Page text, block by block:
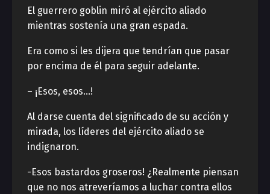
El guerrero goblin miró al ejército aliado
mientras sostenía una gran espada.
Era como si les dijera que tendrían que pasar
por encima de él para seguir adelante.
– ¡Esos, esos…!
Al darse cuenta del significado de su acción y
mirada, los líderes del ejército aliado se
indignaron.
-Esos bastardos groseros! ¿Realmente piensan
que no nos atreveríamos a luchar contra ellos